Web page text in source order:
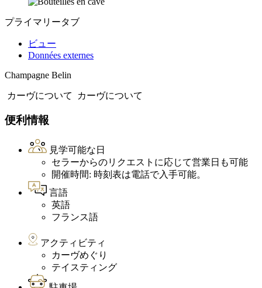
プライマリータブ
ビュー
Données externes
Champagne Belin
カーヴについて カーヴについて
便利情報
見学可能な日
セラーからのリクエストに応じて営業日も可能
開催時間: 時刻表は電話で入手可能。
言語
英語
フランス語
アクティビティ
カーヴめぐり
テイスティング